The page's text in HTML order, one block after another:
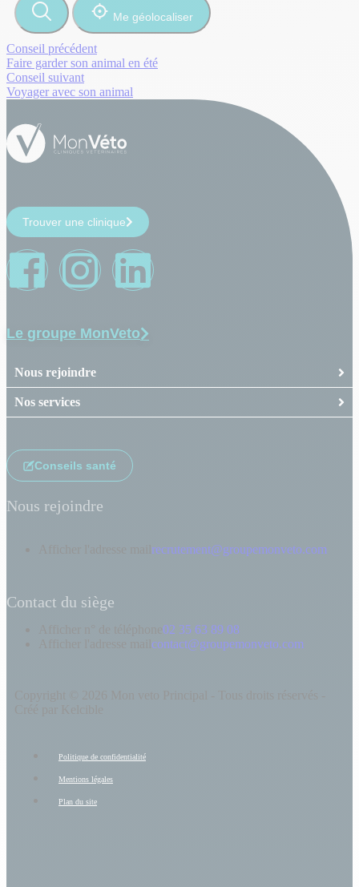
Me géolocaliser
Conseil précédent
Faire garder son animal en été
Conseil suivant
Voyager avec son animal
Trouver une clinique
Le groupe MonVeto
Nous rejoindre
Nos services
Conseils santé
Nous rejoindre
recrutement@groupemonveto.com
Contact du siège
02 35 63 89 08
contact@groupemonveto.com
Politique de confidentialité
Mentions légales
Plan du site